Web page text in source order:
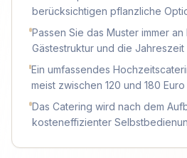
berücksichtigen pflanzliche
Passen Sie das Muster immer
Gästestruktur und die Jahreszeit
Ein umfassendes
meist zwischen 120 und 180
Das Catering wird nach dem
kosteneffizienter